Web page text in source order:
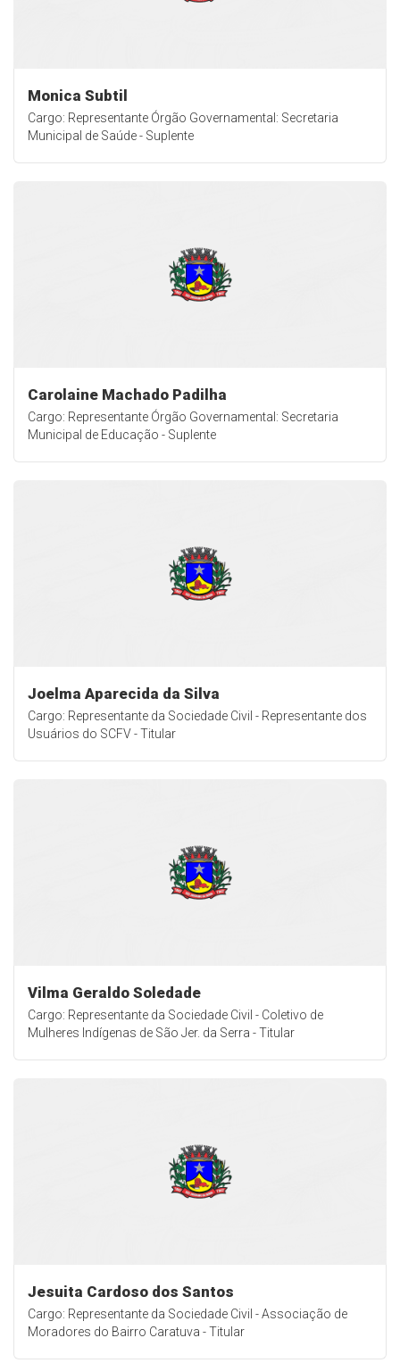
Monica Subtil
Cargo: Representante Órgão Governamental: Secretaria
Municipal de Saúde - Suplente
Carolaine Machado Padilha
Cargo: Representante Órgão Governamental: Secretaria
Municipal de Educação - Suplente
Joelma Aparecida da Silva
Cargo: Representante da Sociedade Civil - Representante dos
Usuários do SCFV - Titular
Vilma Geraldo Soledade
Cargo: Representante da Sociedade Civil - Coletivo de
Mulheres Indígenas de São Jer. da Serra - Titular
Jesuita Cardoso dos Santos
Cargo: Representante da Sociedade Civil - Associação de
Moradores do Bairro Caratuva - Titular